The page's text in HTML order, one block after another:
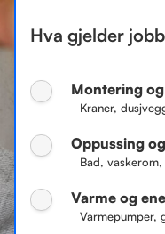
Hva gjelder
Montering
Kraner,
Oppussing
Bad,
Varme og
Varmepumper,